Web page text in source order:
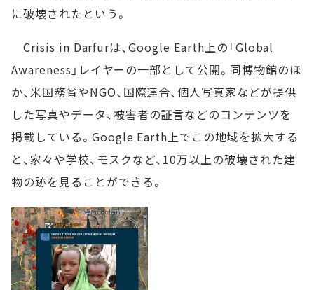
に破壊されたという。
Crisis in Darfurは、Google Earth上の「Global
Awareness」レイヤーの一部として公開。同博物館のほ
か、米国務省やNGO、国際連合、個人写真家などが提供
した写真やデータ、被害者の証言などのコンテンツを
掲載している。Google Earth上でこの地域を拡大する
と、家々や学校、モスクなど、10万以上の破壊された建
物の跡を見ることができる。